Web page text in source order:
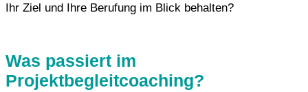
Ihr Ziel und Ihre Berufung im Blick behalten?
Was passiert im
Projektbegleitcoaching?